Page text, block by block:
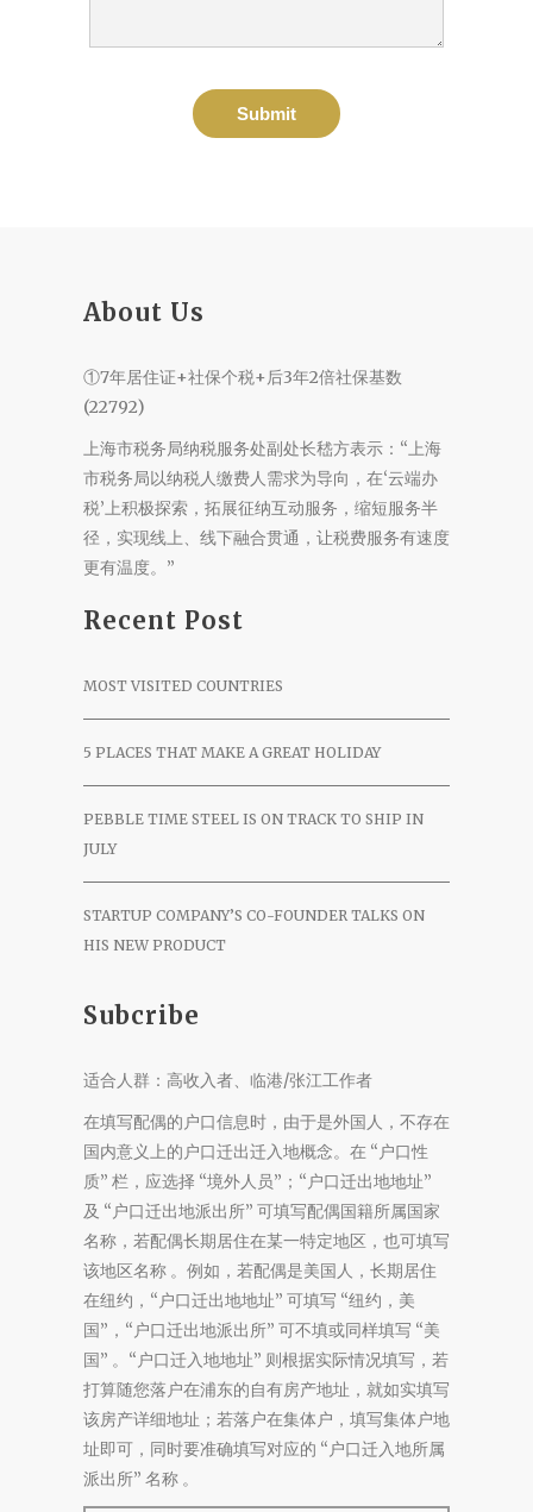
About Us
①7年居住证+社保个税+后3年2倍社保基数
(22792)
上海市税务局纳税服务处副处长嵇方表示：“上海
市税务局以纳税人缴费人需求为导向，在‘云端办
税’上积极探索，拓展征纳互动服务，缩短服务半
径，实现线上、线下融合贯通，让税费服务有速度
更有温度。”
Recent Post
MOST VISITED COUNTRIES
5 PLACES THAT MAKE A GREAT HOLIDAY
PEBBLE TIME STEEL IS ON TRACK TO SHIP IN
JULY
STARTUP COMPANY’S CO-FOUNDER TALKS ON
HIS NEW PRODUCT
Subcribe
适合人群：高收入者、临港/张江工作者
在填写配偶的户口信息时，由于是外国人，不存在
国内意义上的户口迁出迁入地概念。在 “户口性
质” 栏，应选择 “境外人员”；“户口迁出地地址”
及 “户口迁出地派出所” 可填写配偶国籍所属国家
名称，若配偶长期居住在某一特定地区，也可填写
该地区名称 。例如，若配偶是美国人，长期居住
在纽约，“户口迁出地地址” 可填写 “纽约，美
国”，“户口迁出地派出所” 可不填或同样填写 “美
国” 。“户口迁入地地址” 则根据实际情况填写，若
打算随您落户在浦东的自有房产地址，就如实填写
该房产详细地址；若落户在集体户，填写集体户地
址即可，同时要准确填写对应的 “户口迁入地所属
派出所” 名称 。